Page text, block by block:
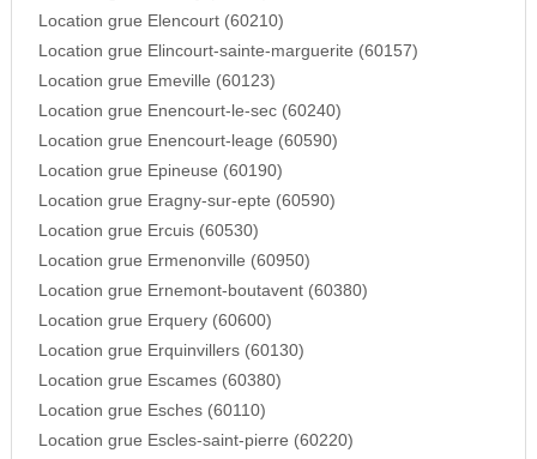
Location grue Elencourt (60210)
Location grue Elincourt-sainte-marguerite (60157)
Location grue Emeville (60123)
Location grue Enencourt-le-sec (60240)
Location grue Enencourt-leage (60590)
Location grue Epineuse (60190)
Location grue Eragny-sur-epte (60590)
Location grue Ercuis (60530)
Location grue Ermenonville (60950)
Location grue Ernemont-boutavent (60380)
Location grue Erquery (60600)
Location grue Erquinvillers (60130)
Location grue Escames (60380)
Location grue Esches (60110)
Location grue Escles-saint-pierre (60220)